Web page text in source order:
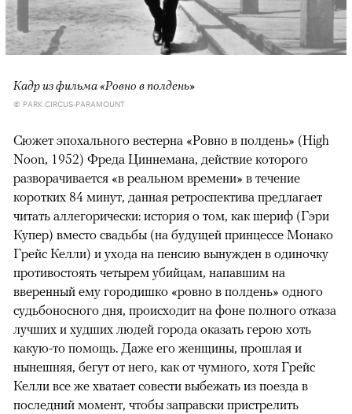
Кадр из фильма «Ровно в полдень»
© PARK CIRCUS-PARAMOUNT
Сюжет эпохального вестерна «Ровно в полдень» (High
Noon, 1952) Фреда Циннемана, действие которого
разворачивается «в реальном времени» в течение
коротких 84 минут, данная ретроспектива предлагает
читать аллегорически: история о том, как шериф (Гэри
Купер) вместо свадьбы (на будущей принцессе Монако
Грейс Келли) и ухода на пенсию вынужден в одиночку
противостоять четырем убийцам, напавшим на
вверенный ему городишко «ровно в полдень» одного
судьбоносного дня, происходит на фоне полного отказа
лучших и худших людей города оказать герою хоть
какую-то помощь. Даже его женщины, прошлая и
нынешняя, бегут от него, как от чумного, хотя Грейс
Келли все же хватает совести выбежать из поезда в
последний момент, чтобы заправски пристрелить